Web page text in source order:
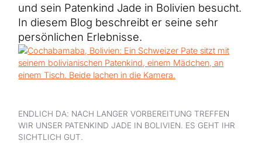
Erdbeben Venezuela
Hilfe für Ukraine
Hilfe für Sudan
Hilfe für Afghanistan
Alle Nothilfe-Projekte
Afrika
Asien
Lateinamerika
Naher Osten und Europa
und sein Patenkind Jade in Bolivien besucht.
In diesem Blog beschreibt er seine sehr
persönlichen Erlebnisse.
ENDLICH DA: NACH LANGER VORBEREITUNG TREFFEN
WIR UNSER PATENKIND JADE IN BOLIVIEN. ES GEHT IHR
SICHTLICH GUT.